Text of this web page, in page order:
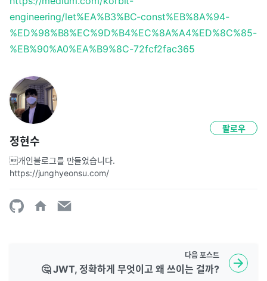
engineering/let%EA%B3%BC-const%EB%8A%94-
%ED%98%B8%EC%9D%B4%EC%8A%A4%ED%8C%85-
%EB%90%A0%EA%B9%8C-72fcf2fac365
정현수
개인블로그를 만들었습니다.
https://junghyeonsu.com/
팔로우
다음 포스트
🤔 JWT, 정확하게 무엇이고 왜 쓰이는 걸까?